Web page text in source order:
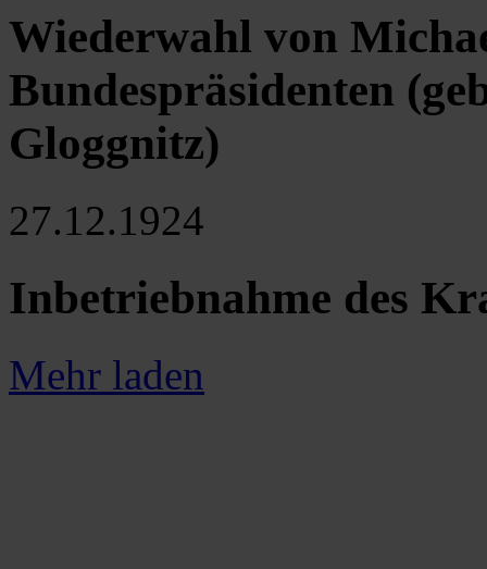
Wiederwahl von
Bundespräsidenten
Gloggnitz)
27.12.1924
Inbetriebnahme des
Mehr laden